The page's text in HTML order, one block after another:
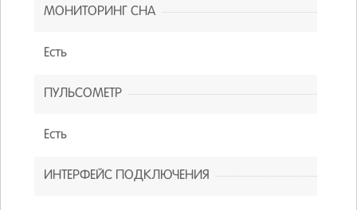
МОНИТОРИНГ СНА
Есть
ПУЛЬСОМЕТР
Есть
ИНТЕРФЕЙС ПОДКЛЮЧЕНИЯ